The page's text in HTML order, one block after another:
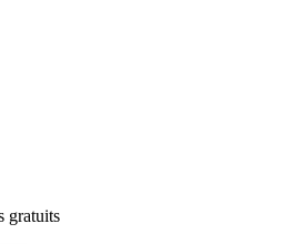
gratuits